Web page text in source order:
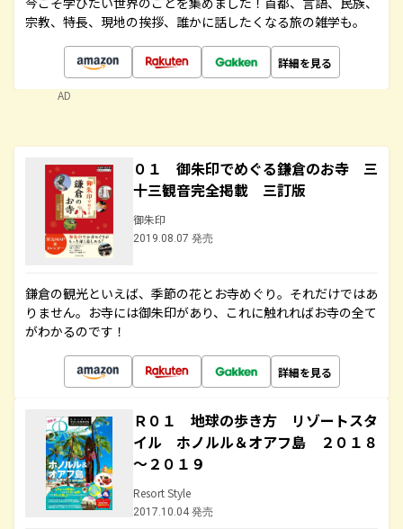
宗教、特長、現地の挨拶、誰かに話したくなる旅の雑学も。
詳細を見る
AD
０１ 御朱印でめぐる鎌倉のお寺 三
十三観音完全掲載 三訂版
御朱印
2019.08.07 発売
鎌倉の観光といえば、季節の花とお寺めぐり。それだけではあ
りません。お寺には御朱印があり、これに触れればお寺の全て
がわかるのです！
詳細を見る
Ｒ０１ 地球の歩き方 リゾートスタ
イル ホノルル＆オアフ島 ２０１８
～２０１９
Resort Style
2017.10.04 発売